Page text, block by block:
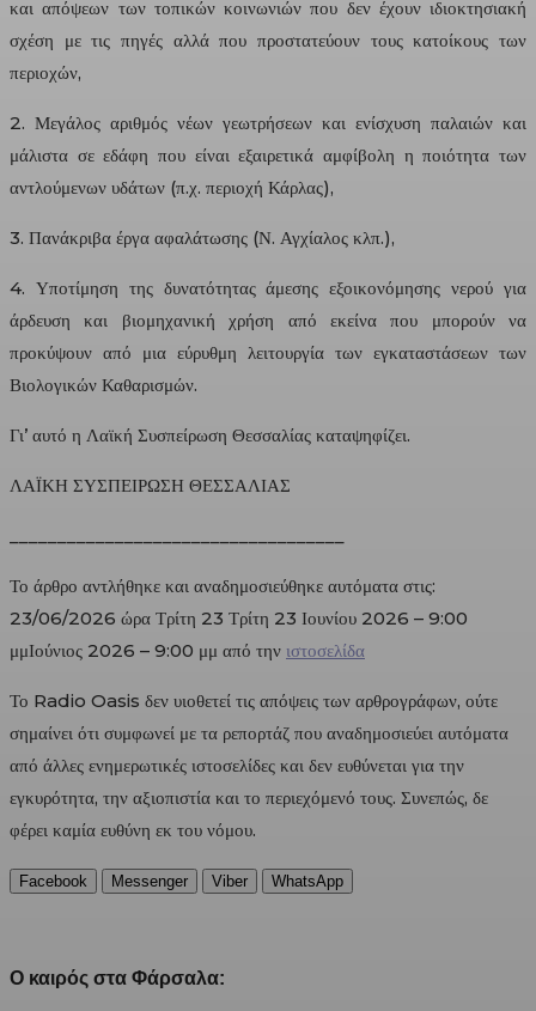
και απόψεων των τοπικών κοινωνιών που δεν έχουν ιδιοκτησιακή
σχέση με τις πηγές αλλά που προστατεύουν τους κατοίκους των
περιοχών,
2. Μεγάλος αριθμός νέων γεωτρήσεων και ενίσχυση παλαιών και
μάλιστα σε εδάφη που είναι εξαιρετικά αμφίβολη η ποιότητα των
αντλούμενων υδάτων (π.χ. περιοχή Κάρλας),
3. Πανάκριβα έργα αφαλάτωσης (Ν. Αγχίαλος κλπ.),
4. Υποτίμηση της δυνατότητας άμεσης εξοικονόμησης νερού για
άρδευση και βιομηχανική χρήση από εκείνα που μπορούν να
προκύψουν από μια εύρυθμη λειτουργία των εγκαταστάσεων των
Βιολογικών Καθαρισμών.
Γι’ αυτό η Λαϊκή Συσπείρωση Θεσσαλίας καταψηφίζει.
ΛΑΪΚΗ ΣΥΣΠΕΙΡΩΣΗ ΘΕΣΣΑΛΙΑΣ
Το άρθρο αντλήθηκε και αναδημοσιεύθηκε αυτόματα στις:
23/06/2026 ώρα Τρίτη 23 Τρίτη 23 Ιουνίου 2026 – 9:00
μμΙούνιος 2026 – 9:00 μμ από την ιστοσελίδα
Το Radio Oasis δεν υιοθετεί τις απόψεις των αρθρογράφων, ούτε
σημαίνει ότι συμφωνεί με τα ρεπορτάζ που αναδημοσιεύει αυτόματα
από άλλες ενημερωτικές ιστοσελίδες και δεν ευθύνεται για την
εγκυρότητα, την αξιοπιστία και το περιεχόμενό τους. Συνεπώς, δε
φέρει καμία ευθύνη εκ του νόμου.
Facebook Messenger Viber WhatsApp
Ο καιρός στα Φάρσαλα: